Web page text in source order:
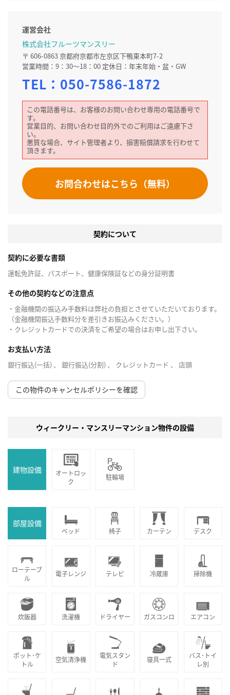
運営会社
株式会社フルーツマンスリー
〒 606-0863 京都府京都市左京区下鴨東本町7-2
営業時間：9：30～18：00 定休日：年末年始・盆・GW
TEL： 050-7586-1872
この電話番号は、お客様のお問い合わせ専用の電話番号で
す。
営業目的、お問い合わせ目的外でのご利用はご遠慮下さ
い。
悪質な場合、サイト管理者より、損害賠償請求を行わせて
頂きます。
お問合わせはこちら（無料）
契約について
契約に必要な書類
運転免許証、パスポート、健康保険証などの身分証明書
その他の契約などの注意点
・金融機関の振込み手数料は弊社の負担とさせていただいております。
（金融機関振込手数料分を差引きお振込みください。）
・クレジットカードでの決済をご希望の場合はお申し出下さい。
お支払い方法
銀行振込(一括) 、 銀行振込(分割) 、 クレジットカード 、 店頭
この物件のキャンセルポリシーを確認
ウィークリー・マンスリーマンション物件の設備
建物設備
オートロッ
ク
駐輪場
部屋設備
ベッド 椅子 カーテン デスク
ローテーブ
ル
電子レンジ テレビ 冷蔵庫 掃除機
炊飯器 洗濯機 ドライヤー ガスコンロ エアコン
ポット･ケ
トル
空気清浄機
電気スタン
ド
寝具一式
バス･トイ
レ別